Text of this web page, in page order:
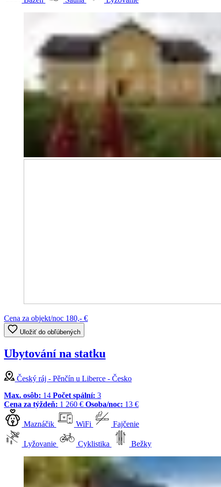
Cena za objekt/noc 180,- €
Uložiť do obľúbených
Ubytování na statku
Český ráj - Pěnčín u Liberce - Česko
Max. osôb: 14 Počet spální: 3
Cena za týždeň: 1 260 € Osoba/noc: 13 €
Maznáčik WiFi Fajčenie
Lyžovanie Cyklistika Bežky